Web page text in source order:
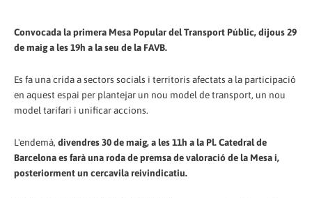
Convocada la primera Mesa Popular del Transport Públic, dijous 29
de maig a les 19h a la seu de la FAVB.
Es fa una crida a sectors socials i territoris afectats a la participació
en aquest espai per plantejar un nou model de transport, un nou
model tarifari i unificar accions.
L'endemà, divendres 30 de maig, a les 11h a la Pl. Catedral de
Barcelona es farà una roda de premsa de valoració de la Mesa i,
posteriorment un cercavila reivindicatiu.